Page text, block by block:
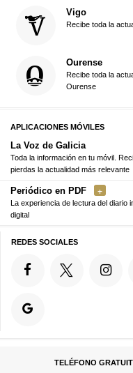
Vigo
Recibe toda la
Ourense
Recibe toda la
Ourense
APLICACIONES MÓVILES
La Voz de Galicia
Toda la información en tu móvil.
pierdas la actualidad más relevante
Periódico en PDF
La experiencia de lectura del diario
digital
REDES SOCIALES
TELÉFONO